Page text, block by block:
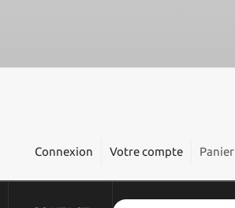
Panier
Votre compte
Connexion